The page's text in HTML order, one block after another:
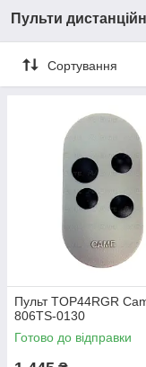
Пульти
Сортування
Пульт TOP44RGR
806TS-0130
Готово до відправки